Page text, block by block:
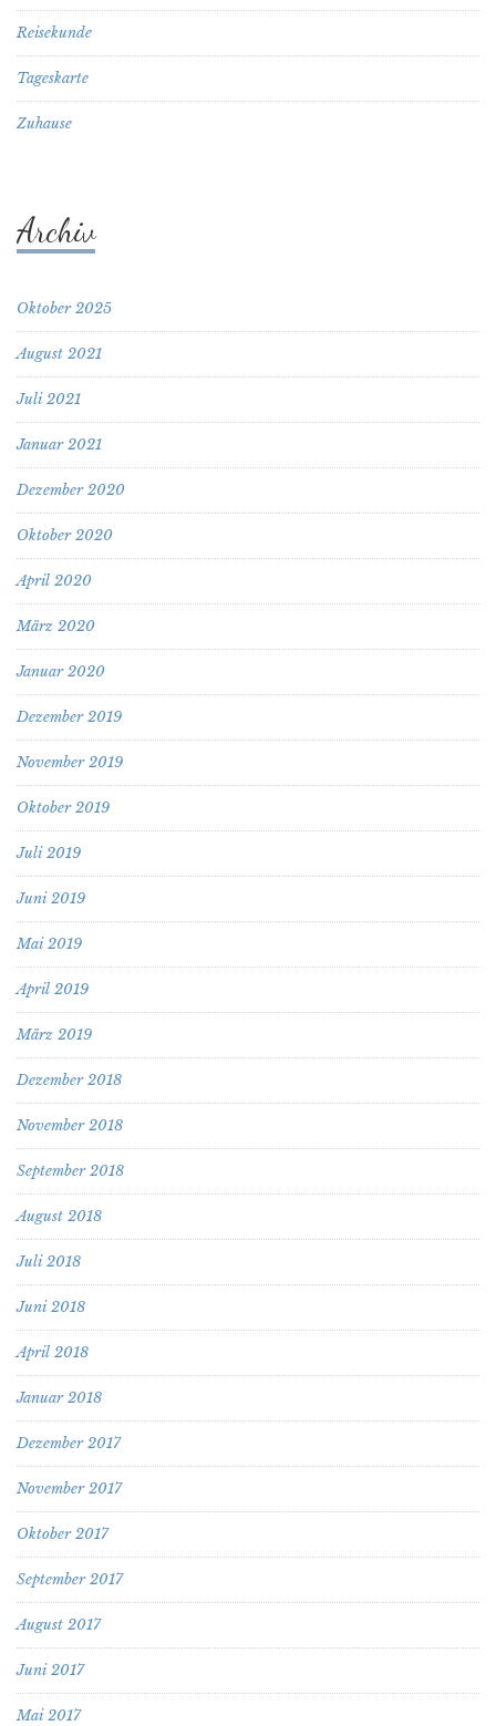
Reisekunde
Tageskarte
Zuhause
Archiv
Oktober 2025
August 2021
Juli 2021
Januar 2021
Dezember 2020
Oktober 2020
April 2020
März 2020
Januar 2020
Dezember 2019
November 2019
Oktober 2019
Juli 2019
Juni 2019
Mai 2019
April 2019
März 2019
Dezember 2018
November 2018
September 2018
August 2018
Juli 2018
Juni 2018
April 2018
Januar 2018
Dezember 2017
November 2017
Oktober 2017
September 2017
August 2017
Juni 2017
Mai 2017